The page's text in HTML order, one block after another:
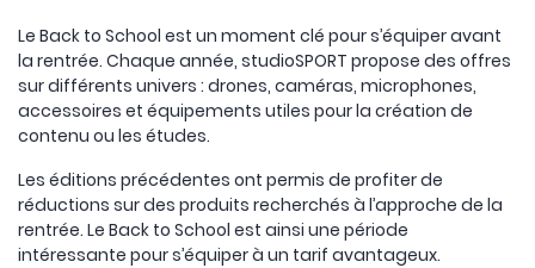
Le Back to School est un moment clé pour s’équiper avant
la rentrée. Chaque année, studioSPORT propose des offres
sur différents univers : drones, caméras, microphones,
accessoires et équipements utiles pour la création de
contenu ou les études.
Les éditions précédentes ont permis de profiter de
réductions sur des produits recherchés à l’approche de la
rentrée. Le Back to School est ainsi une période
intéressante pour s’équiper à un tarif avantageux.